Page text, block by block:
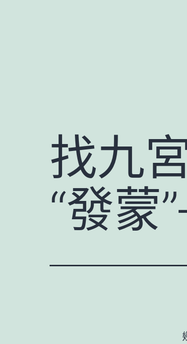
找九
“發蒙